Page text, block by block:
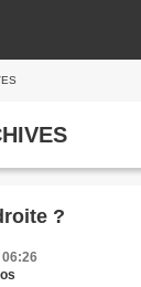
?
06:26